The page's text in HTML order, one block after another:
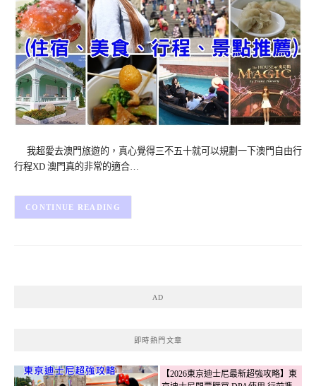
我超愛去澳門旅遊的，真心覺得三不五十就可以規劃一下澳門自由行
行程XD 澳門真的非常的適合…
CONTINUE READING
AD
即時熱門文章
【2026東京迪士尼最新超強攻略】東